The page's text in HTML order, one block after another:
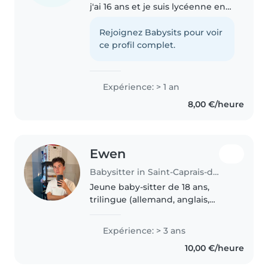
j'ai 16 ans et je suis lycéenne en
Passionnée et responsable, je
grandis dans une famille de deux
Rejoignez Babysits pour voir
ce profil complet.
Expérience: > 1 an
8,00 €/heure
Ewen
Babysitter in Saint-Caprais-de-Bordeaux
Jeune baby-sitter de 18 ans,
trilingue (allemand, anglais,
en garde d'enfants (maternelle,
primaire, adolescents). Titulaire
du diplôme de premier..
Expérience: > 3 ans
10,00 €/heure